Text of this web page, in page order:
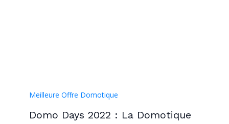
Meilleure Offre Domotique
Domo Days 2022 : La Domotique